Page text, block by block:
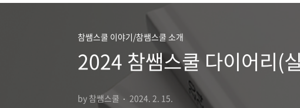
참쌤스쿨 이야기/참쌤스쿨 소개
2024 참쌤스쿨 다이어리(
by 참쌤스쿨 2024. 2. 15.